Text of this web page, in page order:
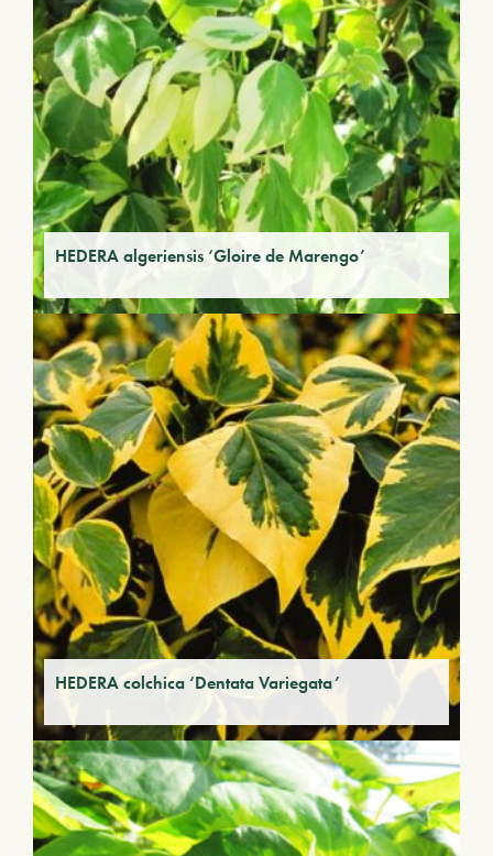
HEDERA algeriensis ‘Gloire de Marengo’
HEDERA colchica ‘Dentata Variegata’